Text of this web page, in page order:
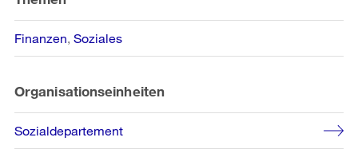
Finanzen Soziales
Organisationseinheiten
Sozialdepartement